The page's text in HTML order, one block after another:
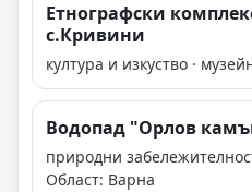
Етнографски
с.Кривини
култура и изкуство ·
Водопад "Орлов
природни
Област: Варна